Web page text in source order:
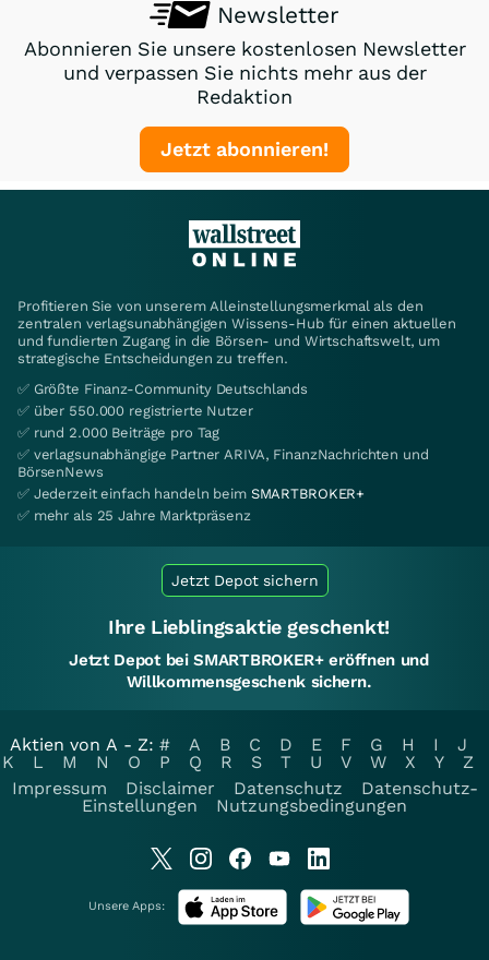
Newsletter
Abonnieren Sie unsere kostenlosen Newsletter
und verpassen Sie nichts mehr aus der
Redaktion
Jetzt abonnieren!
Profitieren Sie von unserem Alleinstellungsmerkmal als den
zentralen verlagsunabhängigen Wissens-Hub für einen aktuellen
und fundierten Zugang in die Börsen- und Wirtschaftswelt, um
strategische Entscheidungen zu treffen.
✅ Größte Finanz-Community Deutschlands
✅ über 550.000 registrierte Nutzer
✅ rund 2.000 Beiträge pro Tag
✅ verlagsunabhängige Partner ARIVA, FinanzNachrichten und
BörsenNews
✅ Jederzeit einfach handeln beim SMARTBROKER+
✅ mehr als 25 Jahre Marktpräsenz
Jetzt Depot sichern
Ihre Lieblingsaktie geschenkt!
Jetzt Depot bei SMARTBROKER+ eröffnen und
Willkommensgeschenk sichern.
Aktien von A - Z: # A B C D E F G H I
J
K
L M N O P Q R S T U V W X Y
Z
Impressum
Disclaimer Datenschutz
Datenschutz-
Einstellungen
Nutzungsbedingungen
Unsere Apps: